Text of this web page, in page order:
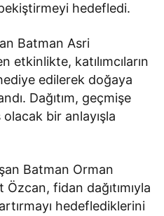
pekiştirmeyi hedefledi.
Batman Asri
etkinlikte, katılımcıların
edilerek doğaya
Dağıtım, geçmişe
bir anlayışla
Batman Orman
fidan dağıtımıyla
hedeflediklerini